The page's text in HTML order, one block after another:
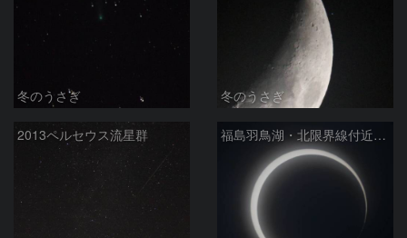
冬のうさぎ 冬のうさぎ
2013ペルセウス流星群 福島羽鳥湖・北限界線付近（北緯37度15分）